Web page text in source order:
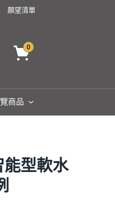
願望清單
0
商品
能型軟水